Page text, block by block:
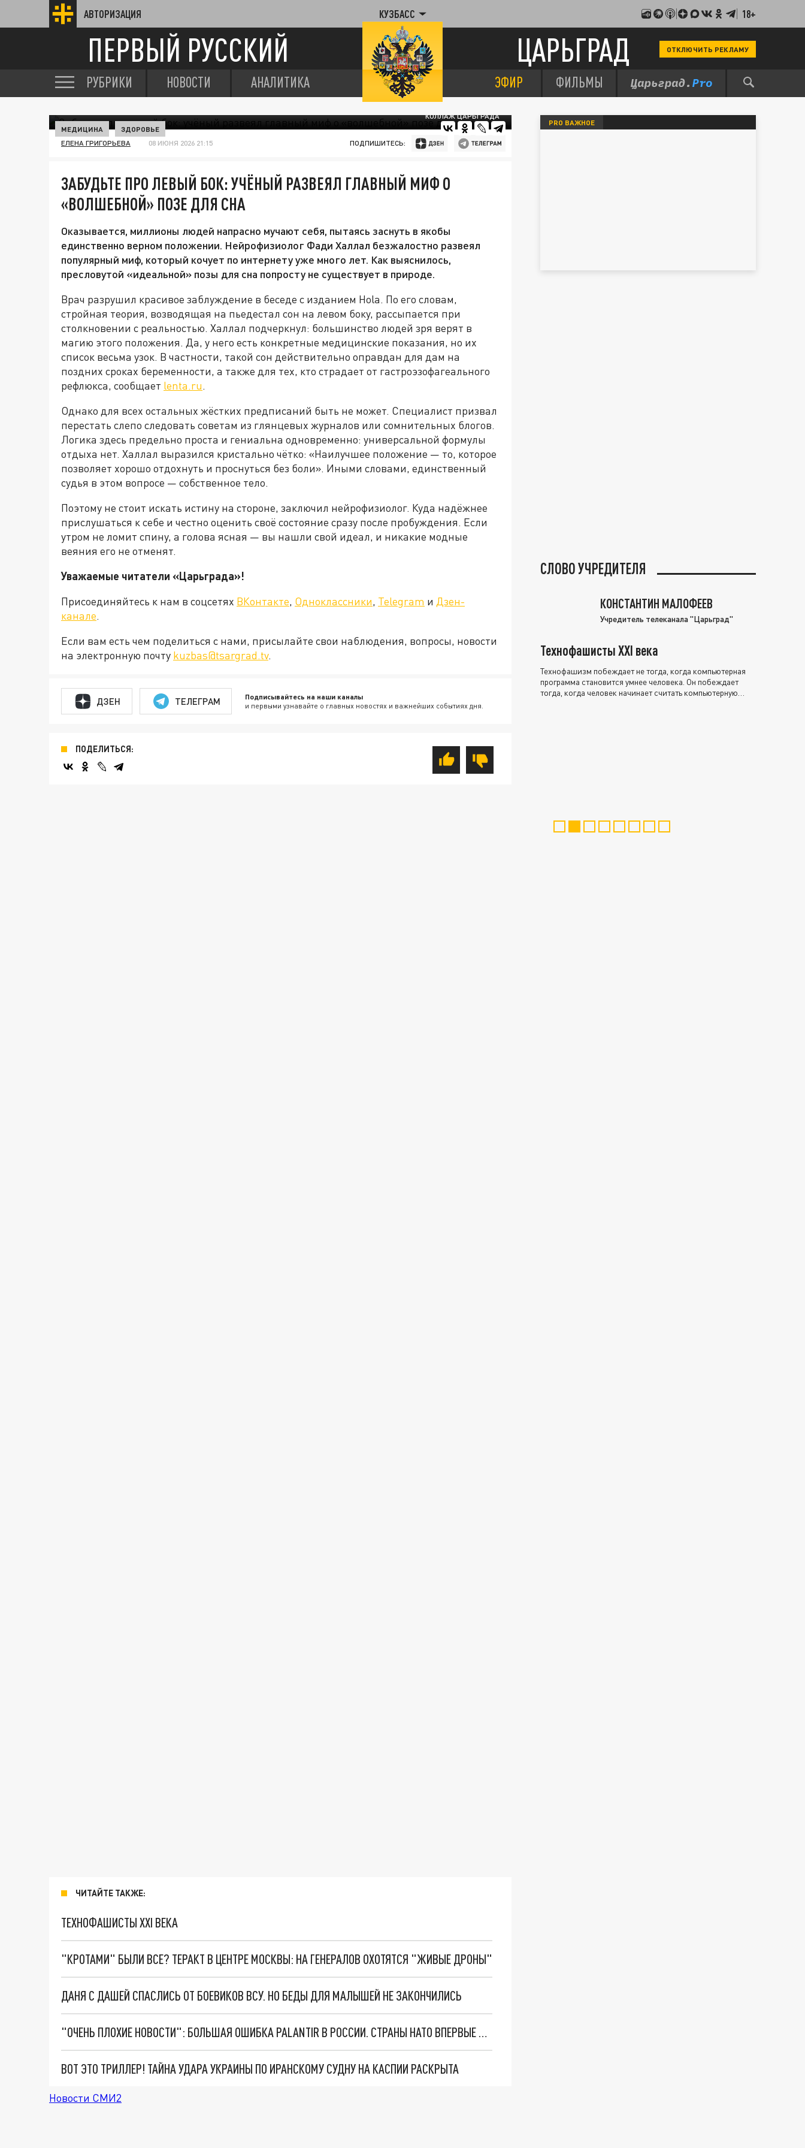
АВТОРИЗАЦИЯ КУЗБАСС 18+
ПЕРВЫЙ РУССКИЙ ЦАРЬГРАД ОТКЛЮЧИТЬ РЕКЛАМУ
РУБРИКИ НОВОСТИ АНАЛИТИКА ЭФИР ФИЛЬМЫ
КОЛЛАЖ ЦАРЬГРАДА
МЕДИЦИНА ЗДОРОВЬЕ
ЕЛЕНА ГРИГОРЬЕВА 08 ИЮНЯ 2026 21:15 ПОДПИШИТЕСЬ:
ЗАБУДЬТЕ ПРО ЛЕВЫЙ БОК: УЧЁНЫЙ РАЗВЕЯЛ ГЛАВНЫЙ МИФ О
«ВОЛШЕБНОЙ» ПОЗЕ ДЛЯ СНА
Оказывается, миллионы людей напрасно мучают себя, пытаясь заснуть в якобы
единственно верном положении. Нейрофизиолог Фади Халлал безжалостно развеял
популярный миф, который кочует по интернету уже много лет. Как выяснилось,
пресловутой «идеальной» позы для сна попросту не существует в природе.
Врач разрушил красивое заблуждение в беседе с изданием Hola. По его словам,
стройная теория, возводящая на пьедестал сон на левом боку, рассыпается при
столкновении с реальностью. Халлал подчеркнул: большинство людей зря верят в
магию этого положения. Да, у него есть конкретные медицинские показания, но их
список весьма узок. В частности, такой сон действительно оправдан для дам на
поздних сроках беременности, а также для тех, кто страдает от гастроэзофагеального
рефлюкса, сообщает lenta.ru.
Однако для всех остальных жёстких предписаний быть не может. Специалист призвал
перестать слепо следовать советам из глянцевых журналов или сомнительных блогов.
Логика здесь предельно проста и гениальна одновременно: универсальной формулы
отдыха нет. Халлал выразился кристально чётко: «Наилучшее положение — то, которое
позволяет хорошо отдохнуть и проснуться без боли». Иными словами, единственный
судья в этом вопросе — собственное тело.
Поэтому не стоит искать истину на стороне, заключил нейрофизиолог. Куда надёжнее
прислушаться к себе и честно оценить своё состояние сразу после пробуждения. Если
утром не ломит спину, а голова ясная — вы нашли свой идеал, и никакие модные
веяния его не отменят.
Уважаемые читатели «Царьграда»!
Присоединяйтесь к нам в соцсетях ВКонтакте, Одноклассники, Telegram и Дзен-
канале.
Если вам есть чем поделиться с нами, присылайте свои наблюдения, вопросы, новости
на электронную почту kuzbas@tsargrad.tv.
ДЗЕН ТЕЛЕГРАМ Подписывайтесь на наши каналы
и первыми узнавайте о главных новостях и важнейших событиях дня.
ПОДЕЛИТЬСЯ:
ЧИТАЙТЕ ТАКЖЕ:
ТЕХНОФАШИСТЫ XXI ВЕКА
"КРОТАМИ" БЫЛИ ВСЕ? ТЕРАКТ В ЦЕНТРЕ МОСКВЫ: НА ГЕНЕРАЛОВ ОХОТЯТСЯ "ЖИВЫЕ ДРОНЫ"
ДАНЯ С ДАШЕЙ СПАСЛИСЬ ОТ БОЕВИКОВ ВСУ. НО БЕДЫ ДЛЯ МАЛЫШЕЙ НЕ ЗАКОНЧИЛИСЬ
"ОЧЕНЬ ПЛОХИЕ НОВОСТИ": БОЛЬШАЯ ОШИБКА PALANTIR В РОССИИ. СТРАНЫ НАТО ВПЕРВЫЕ ЗА СВО ОСТАНОВИЛИ ПОСТАВКИ ОРУЖИЯ. ВСУ ТЕРЯЮТ ПРИГРАНИЧЬЕ?
ВОТ ЭТО ТРИЛЛЕР! ТАЙНА УДАРА УКРАИНЫ ПО ИРАНСКОМУ СУДНУ НА КАСПИИ РАСКРЫТА
Новости СМИ2
PRO ВАЖНОЕ
СЛОВО УЧРЕДИТЕЛЯ
КОНСТАНТИН МАЛОФЕЕВ
Учредитель телеканала "Царьград"
Технофашисты XXI века
Технофашизм побеждает не тогда, когда компьютерная
программа становится умнее человека. Он побеждает
тогда, когда человек начинает считать компьютерную